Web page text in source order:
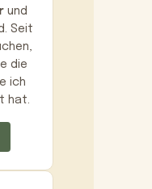
und
Seit
die
ich
hat.